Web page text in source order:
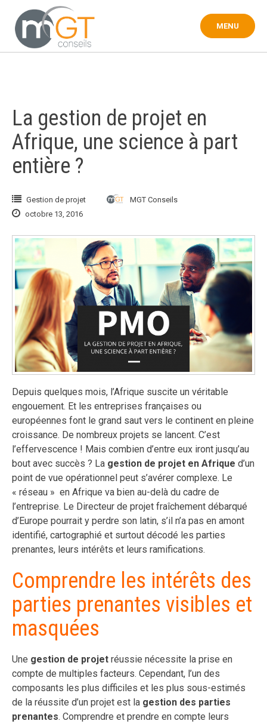
contenu
MENU
La gestion de projet en
Afrique, une science à part
entière ?
Gestion de projet
MGT Conseils
octobre 13, 2016
Depuis quelques mois, l’Afrique suscite un véritable
engouement. Et les entreprises françaises ou
européennes font le grand saut vers le continent en pleine
croissance. De nombreux projets se lancent. C’est
l’effervescence ! Mais combien d’entre eux iront jusqu’au
bout avec succès ? La gestion de projet en Afrique d’un
point de vue opérationnel peut s’avérer complexe. Le
« réseau » en Afrique va bien au-delà du cadre de
l’entreprise. Le Directeur de projet fraîchement débarqué
d’Europe pourrait y perdre son latin, s’il n’a pas en amont
identifié, cartographié et surtout décodé les parties
prenantes, leurs intérêts et leurs ramifications.
Comprendre les intérêts des
parties prenantes visibles et
masquées
Une gestion de projet réussie nécessite la prise en
compte de multiples facteurs. Cependant, l’un des
composants les plus difficiles et les plus sous-estimés
de la réussite d’un projet est la gestion des parties
prenantes. Comprendre et prendre en compte leurs